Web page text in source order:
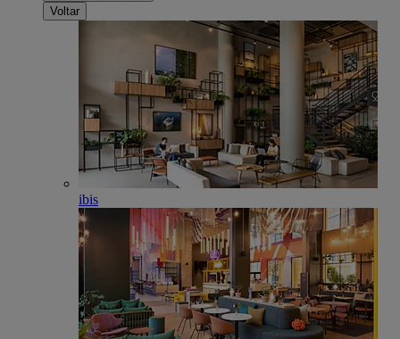
Voltar
ibis